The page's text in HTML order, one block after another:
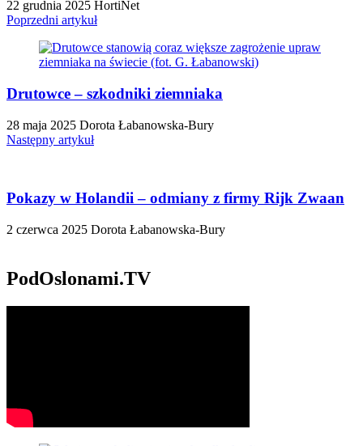
22 grudnia 2025 HortiNet
Poprzedni artykuł
Drutowce – szkodniki ziemniaka
28 maja 2025 Dorota Łabanowska-Bury
Następny artykuł
Pokazy w Holandii – odmiany z firmy Rijk Zwaan
2 czerwca 2025 Dorota Łabanowska-Bury
PodOslonami.TV